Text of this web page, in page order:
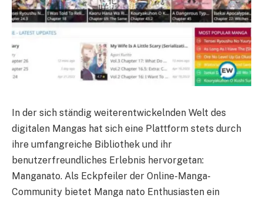
In der sich ständig weiterentwickelnden Welt des
digitalen Mangas hat sich eine Plattform stets durch
ihre umfangreiche Bibliothek und ihr
benutzerfreundliches Erlebnis hervorgetan:
Manganato. Als Eckpfeiler der Online-Manga-
Community bietet Manga nato Enthusiasten ein